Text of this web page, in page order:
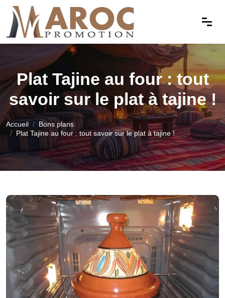
Plat Tajine au four : tout
savoir sur le plat à tajine !
Accueil
Bons plans
Plat Tajine au four : tout savoir sur le plat à tajine !